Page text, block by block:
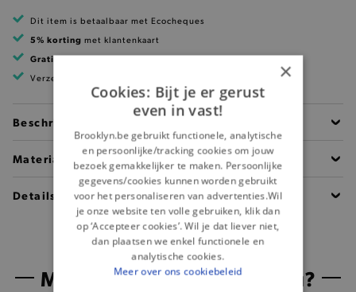
Dit item is betaalbaar met Ecocheques
5% korting met klantenkaart
Gratis verzendingvanaf 99 EUR
Verzending binnen 1 à 2 werkdagen
Beschrijving
Materiaal
Details
Misschien is dit iets voor jou?
×
Cookies: Bijt je er gerust
even in vast!
Brooklyn.be gebruikt functionele, analytische
en persoonlijke/tracking cookies om jouw
bezoek gemakkelijker te maken. Persoonlijke
gegevens/cookies kunnen worden gebruikt
voor het personaliseren van advertenties.Wil
je onze website ten volle gebruiken, klik dan
op ‘Accepteer cookies’. Wil je dat liever niet,
dan plaatsen we enkel functionele en
analytische cookies.
Meer over ons cookiebeleid